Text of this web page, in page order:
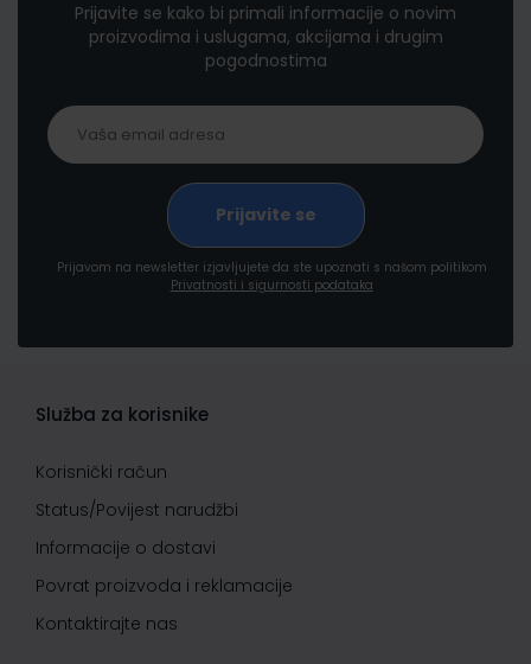
Prijavite se kako bi primali informacije o novim
proizvodima i uslugama, akcijama i drugim
pogodnostima
Prijavom na newsletter izjavljujete da ste upoznati s našom politikom
Privatnosti i sigurnosti podataka
Služba za korisnike
Korisnički račun
Status/Povijest narudžbi
Informacije o dostavi
Povrat proizvoda i reklamacije
Kontaktirajte nas